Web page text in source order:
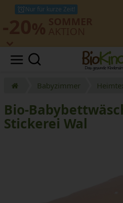
Nur für kurze Zeit!
Babyzimmer
Bio-
Stickerei Wal